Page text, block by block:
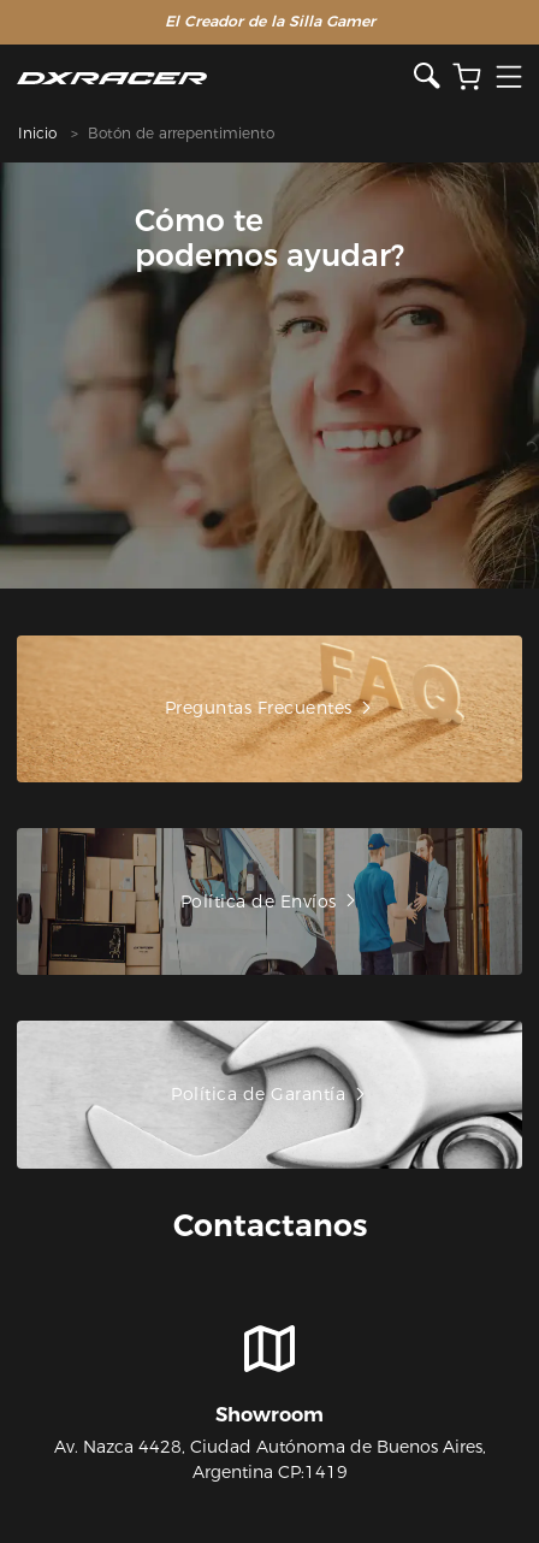
El Creador de la Silla Gamer
Inicio Botón de arrepentimiento
Cómo te
podemos ayudar?
Preguntas Frecuentes
Política de Envíos
Política de Garantía
Contactanos
Showroom
Av. Nazca 4428, Ciudad Autónoma de Buenos Aires,
Argentina CP:1419